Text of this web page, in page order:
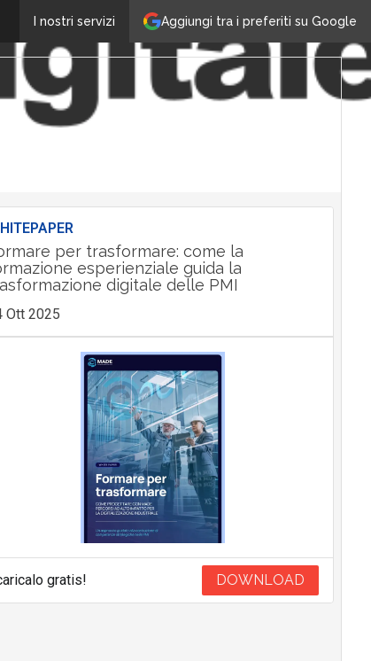
Aggiungi tra i preferiti su Google
I nostri servizi
per trasformare: come la
esperienziale guida la
digitale delle PMI
Ott 2025
gratis! DOWNLOAD